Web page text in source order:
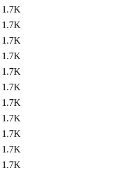
1.7K
1.7K
1.7K
1.7K
1.7K
1.7K
1.7K
1.7K
1.7K
1.7K
1.7K